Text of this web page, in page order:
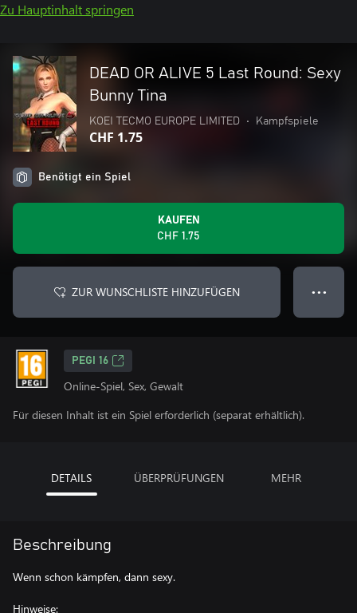
Zu Hauptinhalt springen
DEAD OR ALIVE 5 Last Round: Sexy
Bunny Tina
KOEI TECMO EUROPE LIMITED • Kampfspiele
CHF 1.75
Benötigt ein Spiel
KAUFEN
CHF 1.75
ZUR WUNSCHLISTE HINZUFÜGEN ● ● ●
PEGI 16
Online-Spiel, Sex, Gewalt
Für diesen Inhalt ist ein Spiel erforderlich (separat erhältlich).
DETAILS ÜBERPRÜFUNGEN MEHR
Beschreibung
Wenn schon kämpfen, dann sexy.
Hinweise: